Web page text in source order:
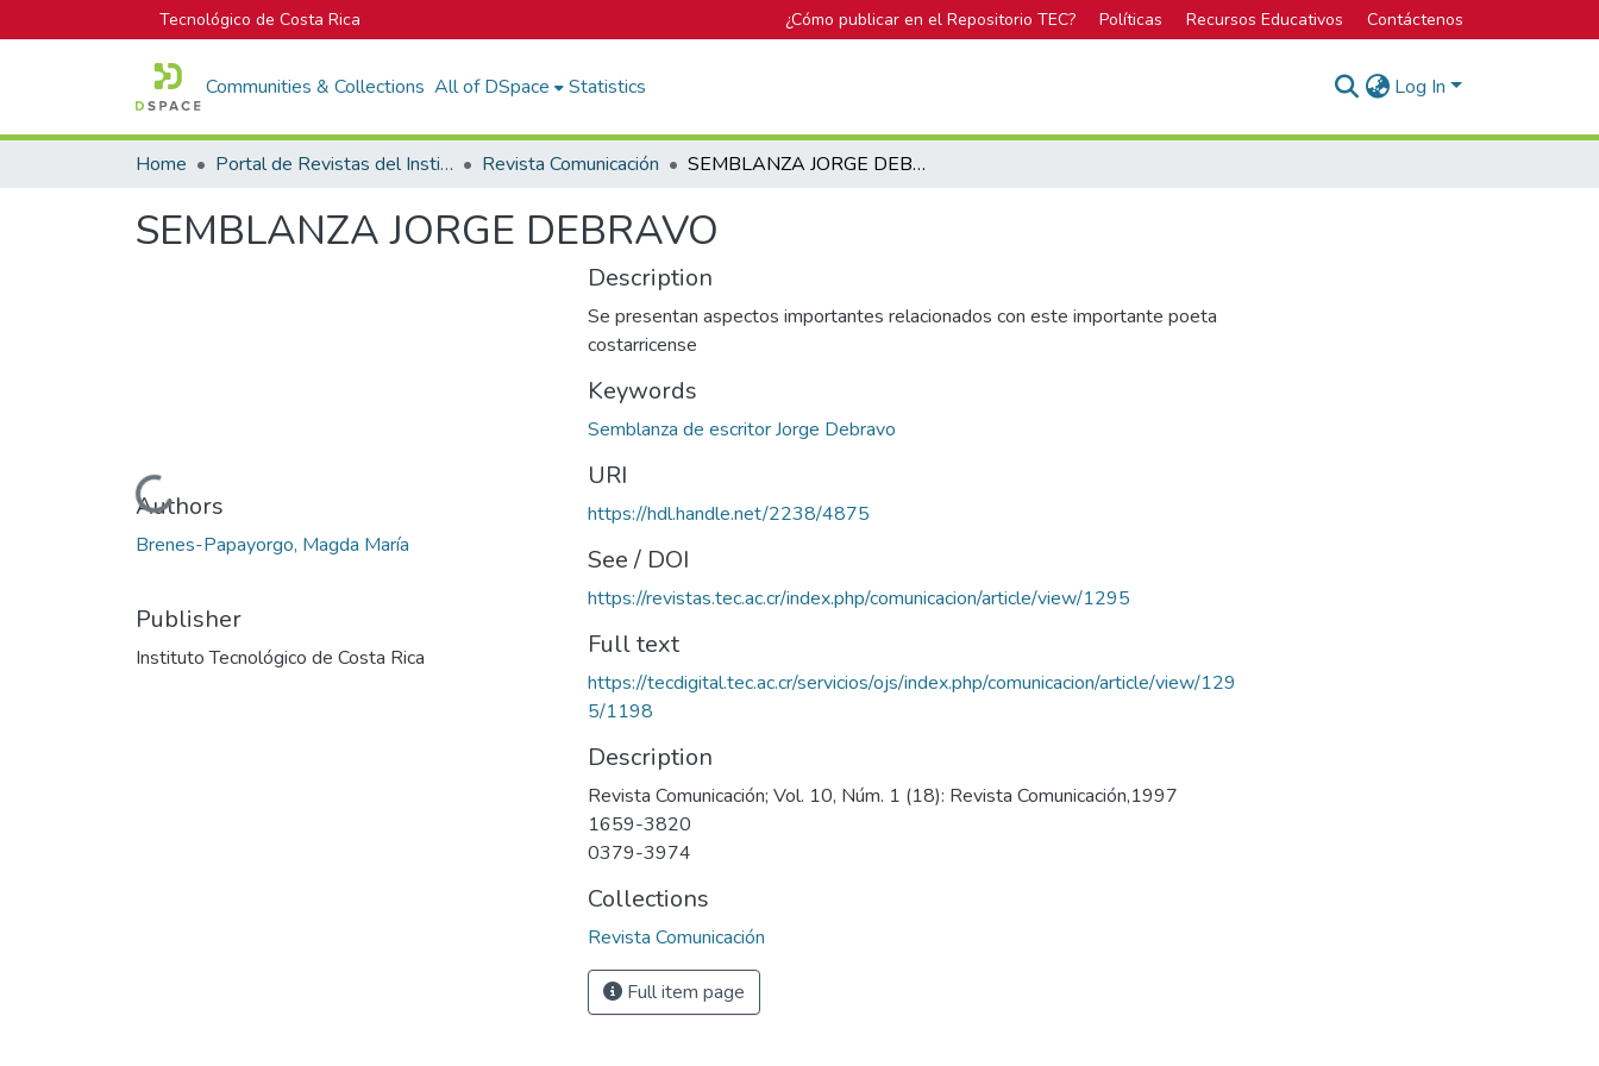
Tecnológico de Costa Rica ¿Cómo publicar en el Repositorio TEC? Políticas Recursos Educativos Contáctenos
Communities & Collections All of DSpace Statistics Log In
Home Portal de Revistas del Instituto Tecnológico de Costa Rica Revista Comunicación SEMBLANZA JORGE DEBRAVO
SEMBLANZA JORGE DEBRAVO
Loading...
Authors
Brenes-Papayorgo, Magda María
Publisher
Instituto Tecnológico de Costa Rica
Description
Se presentan aspectos importantes relacionados con este importante poeta
costarricense
Keywords
Semblanza de escritor Jorge Debravo
URI
https://hdl.handle.net/2238/4875
See / DOI
https://revistas.tec.ac.cr/index.php/comunicacion/article/view/1295
Full text
https://tecdigital.tec.ac.cr/servicios/ojs/index.php/comunicacion/article/view/129
5/1198
Description
Revista Comunicación; Vol. 10, Núm. 1 (18): Revista Comunicación,1997
1659-3820
0379-3974
Collections
Revista Comunicación
Full item page